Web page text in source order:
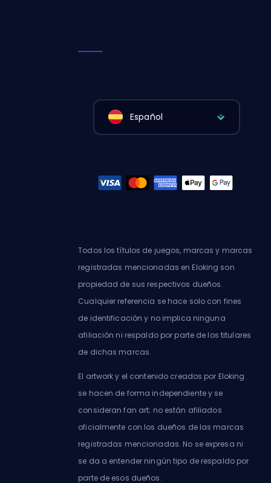
Español
Todos los títulos de juegos, marcas y marcas
registradas mencionadas en Eloking son
propiedad de sus respectivos dueños.
Cualquier referencia se hace solo con fines
de identificación y no implica ninguna
afiliación ni respaldo por parte de los titulares
de dichas marcas.
El artwork y el contenido creados por Eloking
se hacen de forma independiente y se
consideran fan art; no están afiliados
oficialmente con los dueños de las marcas
registradas mencionadas. No se expresa ni
se da a entender ningún tipo de respaldo por
parte de esos dueños.